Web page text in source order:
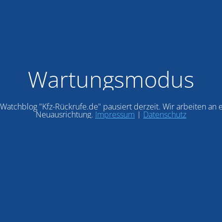
Wartungsmodus
"Kfz-Rückrufe.de" pausiert derzeit. Wir arbeiten an
Neuausrichtung. Impressum | Datenschutz